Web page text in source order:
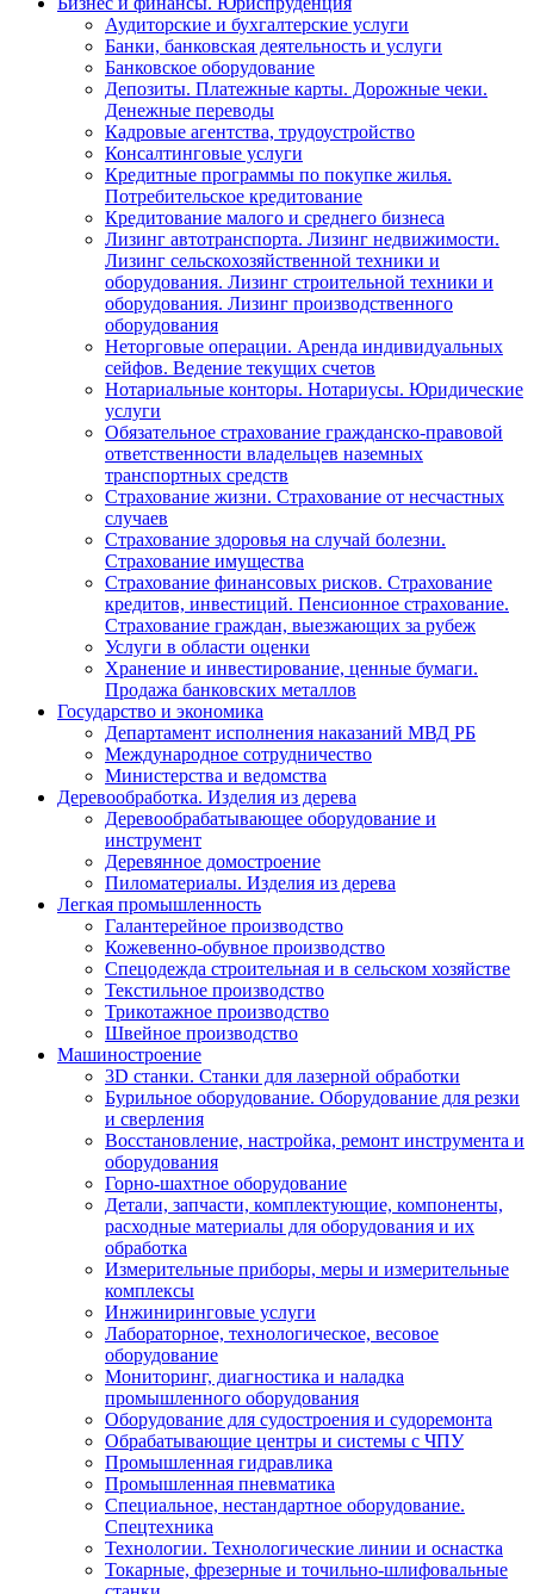
Аудиторские и бухгалтерские услуги
Банки, банковская деятельность и услуги
Банковское оборудование
Депозиты. Платежные карты. Дорожные чеки.
Денежные переводы
Кадровые агентства, трудоустройство
Консалтинговые услуги
Кредитные программы по покупке жилья.
Потребительское кредитование
Кредитование малого и среднего бизнеса
Лизинг автотранспорта. Лизинг недвижимости.
Лизинг сельскохозяйственной техники и
оборудования. Лизинг строительной техники и
оборудования. Лизинг производственного
оборудования
Неторговые операции. Аренда индивидуальных
сейфов. Ведение текущих счетов
Нотариальные конторы. Нотариусы. Юридические
услуги
Обязательное страхование гражданско-правовой
ответственности владельцев наземных
транспортных средств
Страхование жизни. Страхование от несчастных
случаев
Страхование здоровья на случай болезни.
Страхование имущества
Страхование финансовых рисков. Страхование
кредитов, инвестиций. Пенсионное страхование.
Страхование граждан, выезжающих за рубеж
Услуги в области оценки
Хранение и инвестирование, ценные бумаги.
Продажа банковских металлов
Государство и экономика
Департамент исполнения наказаний МВД РБ
Международное сотрудничество
Министерства и ведомства
Деревообработка. Изделия из дерева
Деревообрабатывающее оборудование и
инструмент
Деревянное домостроение
Пиломатериалы. Изделия из дерева
Легкая промышленность
Галантерейное производство
Кожевенно-обувное производство
Спецодежда строительная и в сельском хозяйстве
Текстильное производство
Трикотажное производство
Швейное производство
Машиностроение
3D станки. Станки для лазерной обработки
Бурильное оборудование. Оборудование для резки
и сверления
Восстановление, настройка, ремонт инструмента и
оборудования
Горно-шахтное оборудование
Детали, запчасти, комплектующие, компоненты,
расходные материалы для оборудования и их
обработка
Измерительные приборы, меры и измерительные
комплексы
Инжиниринговые услуги
Лабораторное, технологическое, весовое
оборудование
Мониторинг, диагностика и наладка
промышленного оборудования
Оборудование для судостроения и судоремонта
Обрабатывающие центры и системы с ЧПУ
Промышленная гидравлика
Промышленная пневматика
Специальное, нестандартное оборудование.
Спецтехника
Технологии. Технологические линии и оснастка
Токарные, фрезерные и точильно-шлифовальные